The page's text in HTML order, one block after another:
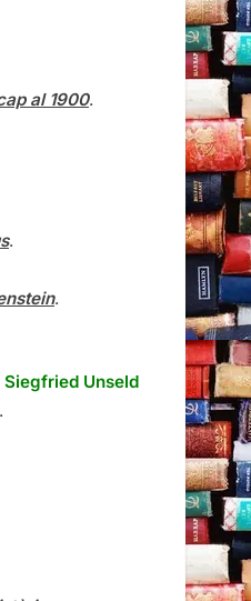
al 1900.
.
.
Siegfried Unseld
.